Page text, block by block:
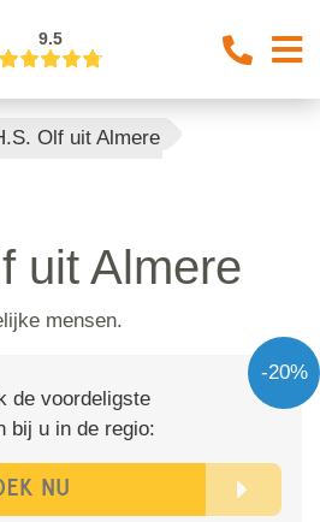
9.5
Olf uit Almere
uit Almere
mensen.
-20%
de voordeligste
bij u in de regio: